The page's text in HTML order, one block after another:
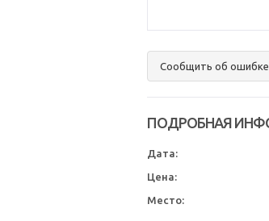
Сообщить об ошибке
ПОДРОБНАЯ
Дата:
Цена:
Место: